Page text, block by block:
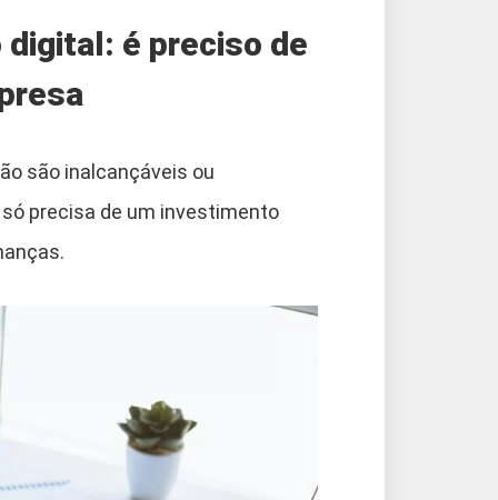
é preciso de
são inalcançáveis ou
precisa de um investimento